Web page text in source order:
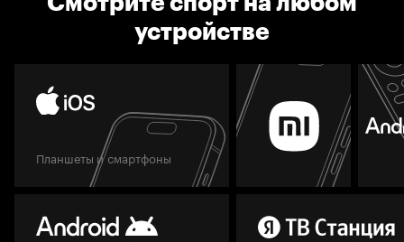
устройстве
Планшеты и смартфоны